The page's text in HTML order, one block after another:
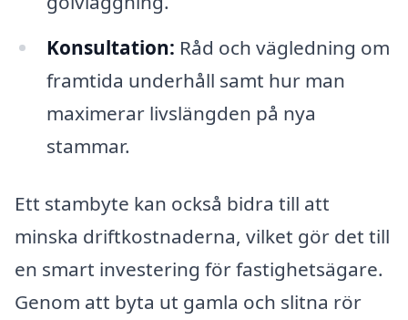
Konsultation: Råd och vägledning om
framtida underhåll samt hur man
maximerar livslängden på nya
stammar.
Ett stambyte kan också bidra till att
minska driftkostnaderna, vilket gör det till
en smart investering för fastighetsägare.
Genom att byta ut gamla och slitna rör